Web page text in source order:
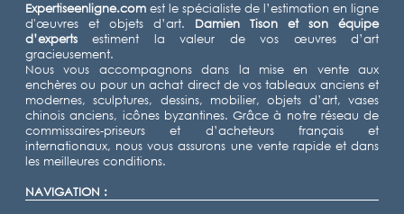
Expertiseenligne.com est le spécialiste de l’estimation en ligne
d'œuvres et objets d’art. Damien Tison
et son équipe
d’experts estiment la valeur de vos œuvres d’art
gracieusement.
Nous vous accompagnons dans la mise en vente aux
enchères ou pour un achat direct de vos tableaux anciens et
modernes, sculptures, dessins, mobilier, objets d’art, vases
chinois anciens, icônes byzantines. Grâce à notre réseau de
commissaires-priseurs et d’acheteurs français et
internationaux, nous vous assurons une vente rapide et dans
les meilleures conditions.
NAVIGATION :